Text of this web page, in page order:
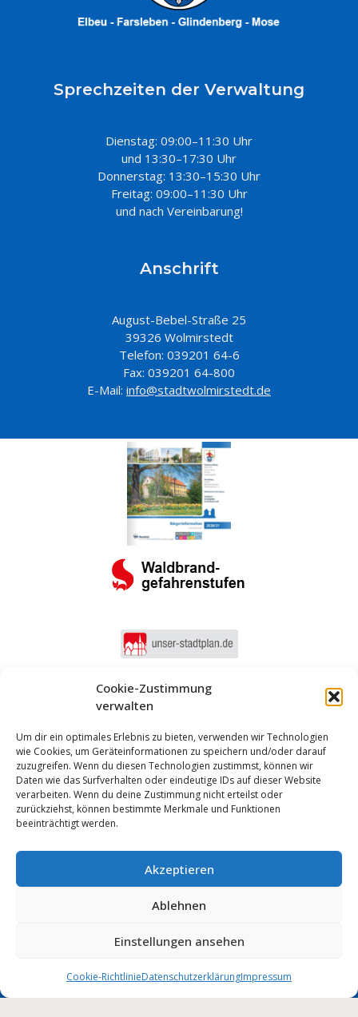
Cookie-Zustimmung
verwalten
Um dir ein optimales Erlebnis zu bieten, verwenden wir Technologien
wie Cookies, um Geräteinformationen zu speichern und/oder darauf
zuzugreifen. Wenn du diesen Technologien zustimmst, können wir
Daten wie das Surfverhalten oder eindeutige IDs auf dieser Website
verarbeiten. Wenn du deine Zustimmung nicht erteilst oder
zurückziehst, können bestimmte Merkmale und Funktionen
beeinträchtigt werden.
Akzeptieren
Ablehnen
Einstellungen ansehen
Cookie-RichtlinieDatenschutzerklärungImpressum
Sprechzeiten der Verwaltung
Dienstag: 09:00–11:30 Uhr
und 13:30–17:30 Uhr
Donnerstag: 13:30–15:30 Uhr
Freitag: 09:00–11:30 Uhr
und nach Vereinbarung!
Anschrift
August-Bebel-Straße 25
39326 Wolmirstedt
Telefon: 039201 64-6
Fax: 039201 64-800
E-Mail: info@stadtwolmirstedt.de
Anmelden
Barrierefreiheit
Stadt Wolmirstedt | 2026
Nachrichten
direkt auf Ihr Handy